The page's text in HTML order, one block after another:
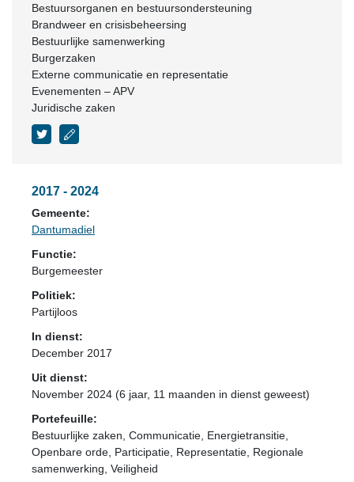
Bestuursorganen en bestuursondersteuning
Brandweer en crisisbeheersing
Bestuurlijke samenwerking
Burgerzaken
Externe communicatie en representatie
Evenementen – APV
Juridische zaken
2017 - 2024
Gemeente:
Dantumadiel
Functie:
Burgemeester
Politiek:
Partijloos
In dienst:
December 2017
Uit dienst:
November 2024 (6 jaar, 11 maanden in dienst geweest)
Portefeuille:
Bestuurlijke zaken, Communicatie, Energietransitie,
Openbare orde, Participatie, Representatie, Regionale
samenwerking, Veiligheid